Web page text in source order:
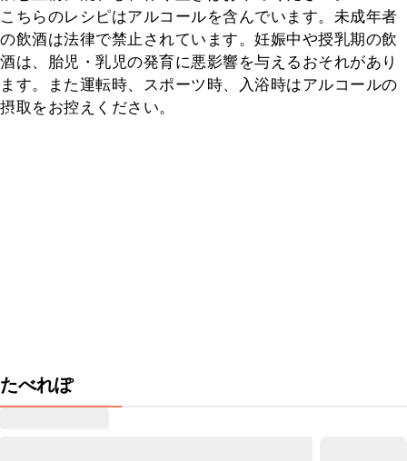
こちらのレシピはアルコールを含んでいます。未成年者
の飲酒は法律で禁止されています。妊娠中や授乳期の飲
酒は、胎児・乳児の発育に悪影響を与えるおそれがあり
ます。また運転時、スポーツ時、入浴時はアルコールの
摂取をお控えください。
たべれぽ